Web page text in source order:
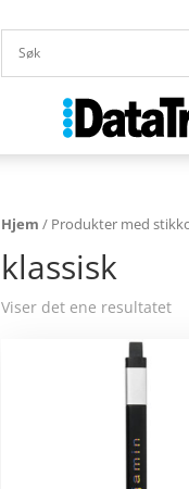
Hjem / Produkter med
klassisk
Viser det ene resultatet